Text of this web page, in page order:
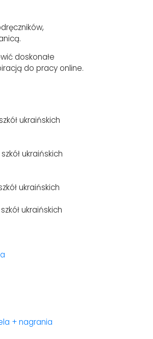
doskonałe
do pracy online.
ukraińskich
ukraińskich
ukraińskich
ukraińskich
+ nagrania